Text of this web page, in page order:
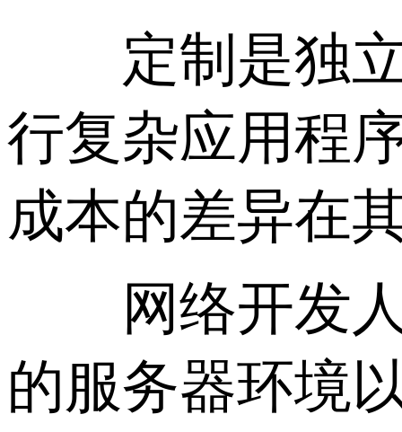
定制是独立
行复杂应用程
成本的差异在
网络开发人
的服务器环境